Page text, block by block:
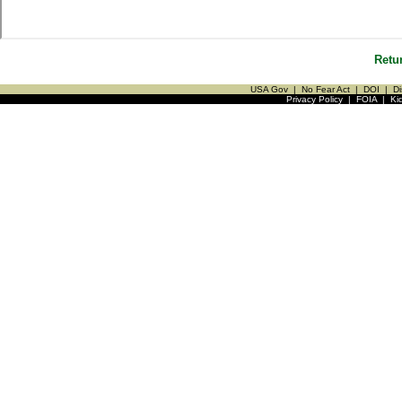
USA Gov | No Fear Act | DOI |
Privacy Policy| FOIA|